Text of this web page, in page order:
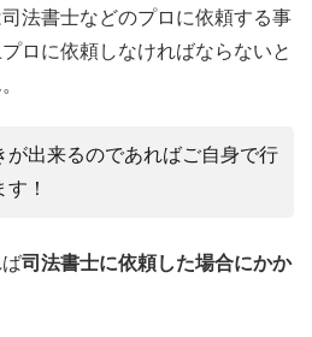
法書士などのプロに依頼する事
ロに依頼しなければならないと
が出来るのであればご自身で行
！
司法書士に依頼した場合にかか